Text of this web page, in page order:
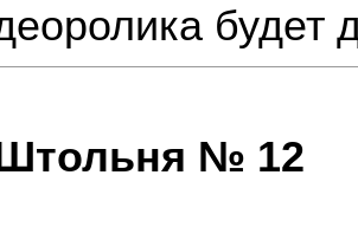
будет
№ 12